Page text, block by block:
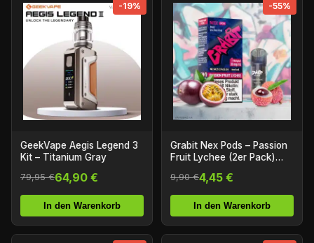
-19%
GeekVape Aegis Legend 3
Kit – Titanium Gray
79,95 €64,90 €
In den Warenkorb
-55%
Grabit Nex Pods – Passion
Fruit Lychee (2er Pack)
9,90 €4,45 €
In den Warenkorb